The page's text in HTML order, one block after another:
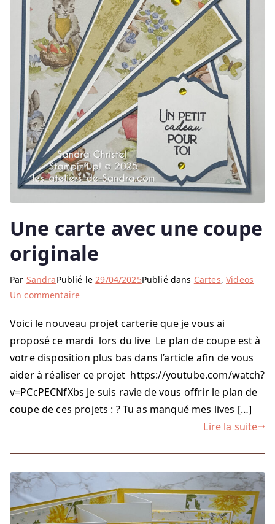
Une carte avec une coupe
originale
Par SandraPublié le29/04/2025Publié dans Cartes,Videos
Un commentairesur
carte
avec
une
coupe
originale
Voici le nouveau projet carterie que je vous ai
proposé ce mardi lors du live Le plan de coupe est à
votre disposition plus bas dans l’article afin de vous
aider à réaliser ce projet https://youtube.com/watch?
v=PCcPECNfXbs Je suis ravie de vous offrir le plan de
coupe de ces projets : ? Tu as manqué mes lives […]
Lire la suite